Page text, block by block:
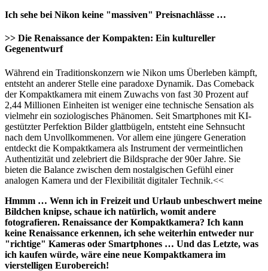
Ich sehe bei Nikon keine "massiven" Preisnachlässe …
>> Die Renaissance der Kompakten: Ein kultureller
Gegenentwurf
Während ein Traditionskonzern wie Nikon ums Überleben kämpft,
entsteht an anderer Stelle eine paradoxe Dynamik. Das Comeback
der Kompaktkamera mit einem Zuwachs von fast 30 Prozent auf
2,44 Millionen Einheiten ist weniger eine technische Sensation als
vielmehr ein soziologisches Phänomen. Seit Smartphones mit KI-
gestützter Perfektion Bilder glattbügeln, entsteht eine Sehnsucht
nach dem Unvollkommenen. Vor allem eine jüngere Generation
entdeckt die Kompaktkamera als Instrument der vermeintlichen
Authentizität und zelebriert die Bildsprache der 90er Jahre. Sie
bieten die Balance zwischen dem nostalgischen Gefühl einer
analogen Kamera und der Flexibilität digitaler Technik.<<
Hmmm … Wenn ich in Freizeit und Urlaub unbeschwert meine
Bildchen knipse, schaue ich natürlich, womit andere
fotografieren. Renaissance der Kompaktkamera? Ich kann
keine Renaissance erkennen, ich sehe weiterhin entweder nur
"richtige" Kameras oder Smartphones … Und das Letzte, was
ich kaufen würde, wäre eine neue Kompaktkamera im
vierstelligen Eurobereich!